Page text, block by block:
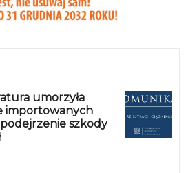
umorzyła
importowanych
szkody